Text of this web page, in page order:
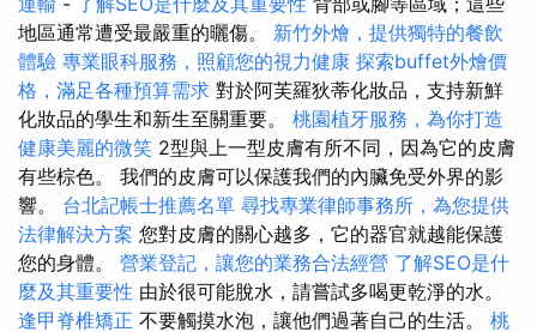
地區通常遭受最嚴重的曬傷。 新竹外燴，提供獨特的餐飲
體驗 專業眼科服務，照顧您的視力健康 探索buffet外燴價
格，滿足各種預算需求 對於阿芙羅狄蒂化妝品，支持新鮮
化妝品的學生和新生至關重要。 桃園植牙服務，為你打造
健康美麗的微笑 2型與上一型皮膚有所不同，因為它的皮膚
有些棕色。 我們的皮膚可以保護我們的內臟免受外界的影
響。 台北記帳士推薦名單 尋找專業律師事務所，為您提供
法律解決方案 您對皮膚的關心越多，它的器官就越能保護
您的身體。 營業登記，讓您的業務合法經營 了解SEO是什
麼及其重要性 由於很可能脫水，請嘗試多喝更乾淨的水。
逢甲脊椎矯正 不要觸摸水泡，讓他們過著自己的生活。 桃